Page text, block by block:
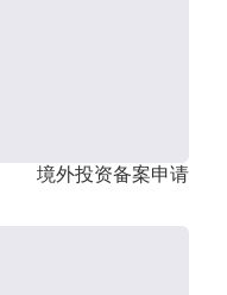
境外投资备案申请